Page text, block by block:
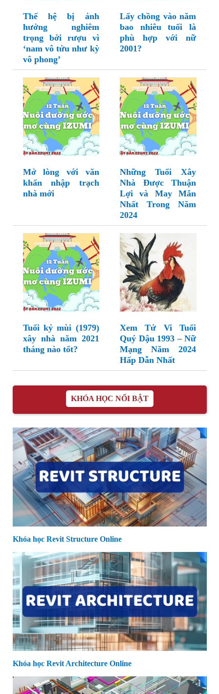
Thế hệ bị ảnh
hưởng nghiêm
trọng bởi rượu vì
‘nam vô tửu như kỳ
vô phong’
Lấy chồng vào năm
bao nhiêu tuổi là
phù hợp với nữ
2001?
Mở lòng với văn
khấn nhập trạch
nhà mới
Những Tuổi Xây
Nhà Được Thuận
Lợi và May Mắn
Nhất Trong Năm
2024
Tuổi kỷ mùi (1979)
xây nhà năm 2021
tháng nào tốt?
Xem Tử Vi Tuổi
Quý Dậu 1993 – Nữ
Mạng Năm 2024
Hấp Dẫn Nhất
KHÓA HỌC NỔI BẬT
Khóa học Revit Structure Online
Khóa học Revit Architecture Online